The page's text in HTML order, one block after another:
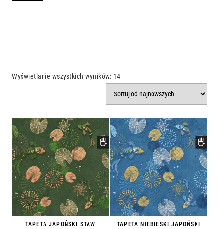
Wyświetlanie wszystkich wyników: 14
TAPETA JAPOŃSKI STAW
TAPETA NIEBIESKI JAPOŃSKI